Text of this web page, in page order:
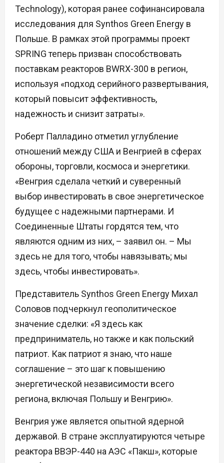
Technology), которая ранее софинансировала
исследования для Synthos Green Energy в
Польше. В рамках этой программы проект
SPRING теперь призван способствовать
поставкам реакторов BWRX-300 в регион,
используя «подход серийного развертывания,
который повысит эффективность,
надежность и снизит затраты».
Роберт Палладино отметил углубление
отношений между США и Венгрией в сферах
обороны, торговли, космоса и энергетики.
«Венгрия сделала четкий и суверенный
выбор инвестировать в свое энергетическое
будущее с надежными партнерами. И
Соединенные Штаты гордятся тем, что
являются одним из них, – заявил он. – Мы
здесь не для того, чтобы навязывать; мы
здесь, чтобы инвестировать».
Представитель Synthos Green Energy Михал
Соловов подчеркнул геополитическое
значение сделки: «Я здесь как
предприниматель, но также и как польский
патриот. Как патриот я знаю, что наше
соглашение – это шаг к повышению
энергетической независимости всего
региона, включая Польшу и Венгрию».
Венгрия уже является опытной ядерной
державой. В стране эксплуатируются четыре
реактора ВВЭР-440 на АЭС «Пакш», которые